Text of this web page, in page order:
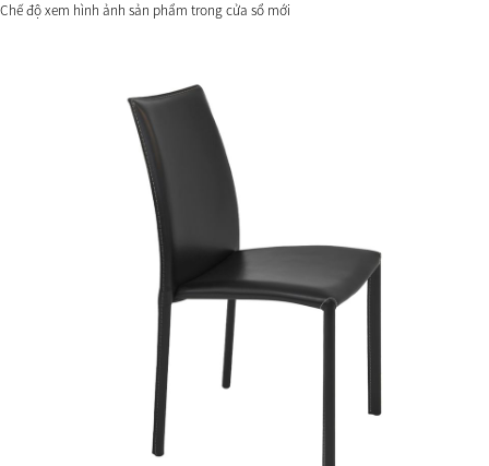
Chế độ xem hình ảnh sản phẩm trong cửa sổ mới